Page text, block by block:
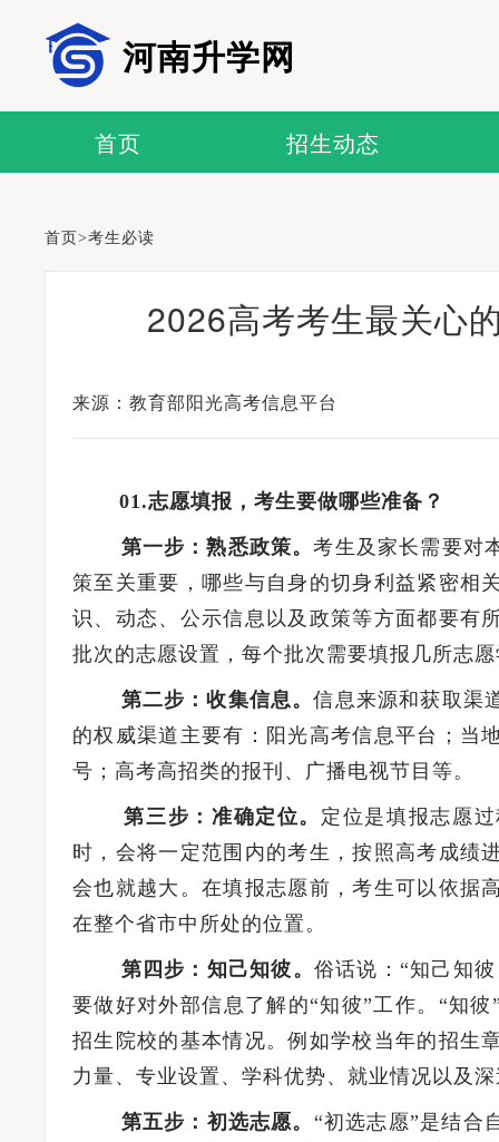
河南升学网
首页 招生动态
首页>考生必读
2026高考考生最关心
来源：教育部阳光高考信息平台
01.志愿填报，考生要做哪些准备？
第一步：熟悉政策。考生及家长需要对
策至关重要，哪些与自身的切身利益紧密相
识、动态、公示信息以及政策等方面都要有
批次的志愿设置，每个批次需要填报几所志
第二步：收集信息。信息来源和获取渠
的权威渠道主要有：阳光高考信息平台；当
号；高考高招类的报刊、广播电视节目等。
第三步：准确定位。 定位是填报志愿
时，会将一定范围内的考生，按照高考成绩
会也就越大。在填报志愿前，考生可以依据
在整个省市中所处的位置。
第四步：知己知彼。 俗话说：“知己知
要做好对外部信息了解的“知彼”工作。“知
招生院校的基本情况。例如学校当年的招生
力量、专业设置、学科优势、就业情况以及
第五步：初选志愿。 “初选志愿”是结合
河南升学网2025年全国普通高校招生志愿填报咨询会圆满举行